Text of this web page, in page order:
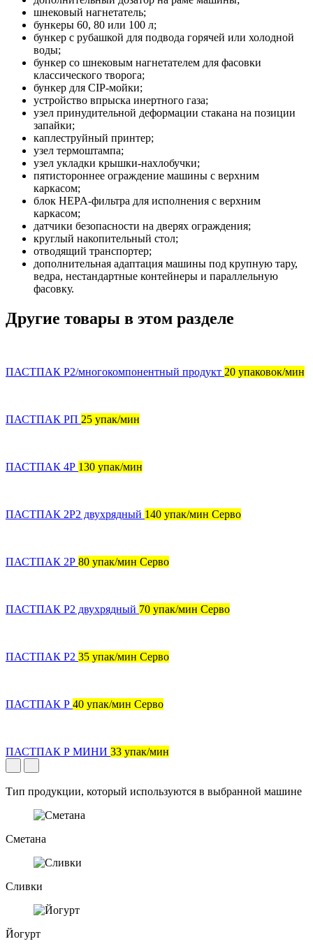
шнековый нагнетатель;
бункеры 60, 80 или 100 л;
бункер с рубашкой для подвода горячей или холодной
воды;
бункер со шнековым нагнетателем для фасовки
классического творога;
бункер для CIP-мойки;
устройство впрыска инертного газа;
узел принудительной деформации стакана на позиции
запайки;
каплеструйный принтер;
узел термоштампа;
узел укладки крышки-нахлобучки;
пятистороннее ограждение машины с верхним
каркасом;
блок HEPA-фильтра для исполнения с верхним
каркасом;
датчики безопасности на дверях ограждения;
круглый накопительный стол;
отводящий транспортер;
дополнительная адаптация машины под крупную тару,
ведра, нестандартные контейнеры и параллельную
фасовку.
Другие товары в этом разделе
ПАСТПАК Р2/многокомпонентный продукт 20 упаковок/мин
ПАСТПАК РП 25 упак/мин
ПАСТПАК 4Р 130 упак/мин
ПАСТПАК 2Р2 двухрядный 140 упак/мин Серво
ПАСТПАК 2Р 80 упак/мин Серво
ПАСТПАК Р2 двухрядный 70 упак/мин Серво
ПАСТПАК Р2 35 упак/мин Серво
ПАСТПАК Р 40 упак/мин Серво
ПАСТПАК Р МИНИ 33 упак/мин
Тип продукции, который используются в выбранной машине
Сметана
Сливки
Йогурт